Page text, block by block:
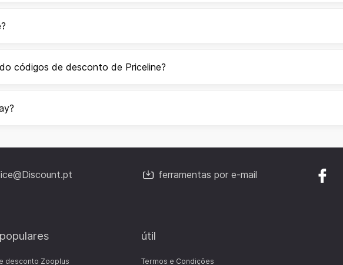
códigos de desconto de Priceline?
ferramentas por e-mail
desconto Zooplus
útil
Termos e Condições